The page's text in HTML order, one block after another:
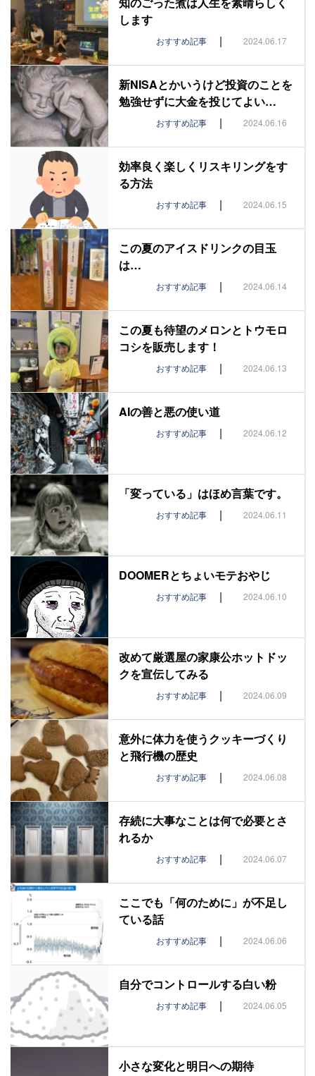
します
おすすめ記事 | 2024.06.17
新NISAとかいうけど投資のことを
勉強せずに大金を投じてよい…
おすすめ記事 | 2024.06.16
効率良く楽しくリスキリングをす
る方法
おすすめ記事 | 2024.06.15
この夏のアイスドリンクの目玉
は…
おすすめ記事 | 2024.06.14
この夏も待望のメロンとトウモロ
コシを販売します！
おすすめ記事 | 2024.06.13
AIの善と悪の使い道
おすすめ記事 | 2024.06.12
「変っている」はほめ言葉です。
おすすめ記事 | 2024.06.11
DOOMERとちょいモテおやじ
おすすめ記事 | 2024.06.10
改めて厳選屋の家康公ホットドッ
クを宣伝してみる
おすすめ記事 | 2024.06.09
意外に体力を使うクッキーづくり
と飛行機の歴史
おすすめ記事 | 2024.06.08
存続に大事なことは何で必要とさ
れるか
おすすめ記事 | 2024.06.07
ここでも「何のために」が不足し
ている話
おすすめ記事 | 2024.06.06
自分でコントロールする白い粉
おすすめ記事 | 2024.06.05
小さな変化と明日への期待